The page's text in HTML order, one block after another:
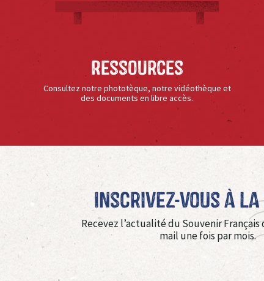
Ressources
Consultez notre phototèque, notre vidéothèque et
des documents en libre accès.
Inscrivez-vous à
Recevez l’actualité du Souvenir
mail une fois par mois.